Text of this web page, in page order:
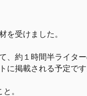
を受けました。
、約１時間半ライタ
に掲載される予定です
。